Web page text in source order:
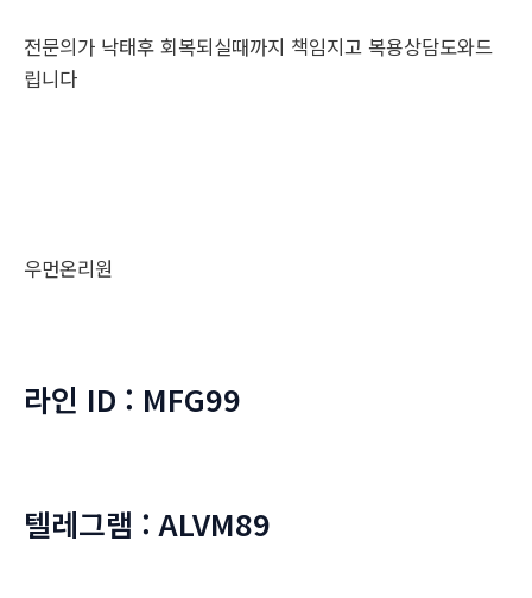
전문의가 낙태후 회복되실때까지 책임지고 복용상담도와드
립니다
우먼온리원
라인 ID : MFG99
텔레그램 : ALVM89